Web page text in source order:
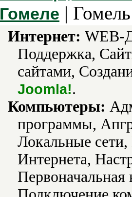
Гомеле |
Интернет: WEB-
Поддержка,
сайтами,
Joomla!.
Компьютеры:
программы,
Локальные
Интернета,
Первоначальная